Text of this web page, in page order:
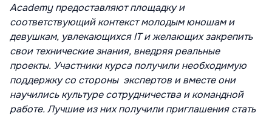
Academy предоставляют площадку и
соответствующий контекст молодым юношам и
девушкам, увлекающихся IT и желающих закрепить
свои технические знания, внедряя реальные
проекты. Участники курса получили необходимую
поддержку со стороны экспертов и вместе они
научились культуре сотрудничества и командной
работе. Лучшие из них получили приглашения стать